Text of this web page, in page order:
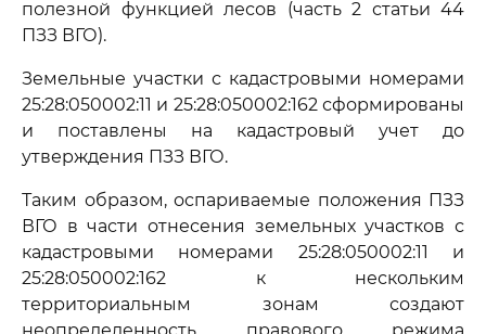
полезной функцией лесов (часть 2 статьи 44
ПЗЗ ВГО).
Земельные участки с кадастровыми номерами
25:28:050002:11 и 25:28:050002:162 сформированы
и поставлены на кадастровый учет до
утверждения ПЗЗ ВГО.
Таким образом, оспариваемые положения ПЗЗ
ВГО в части отнесения земельных участков с
кадастровыми номерами 25:28:050002:11 и
25:28:050002:162 к нескольким
территориальным зонам создают